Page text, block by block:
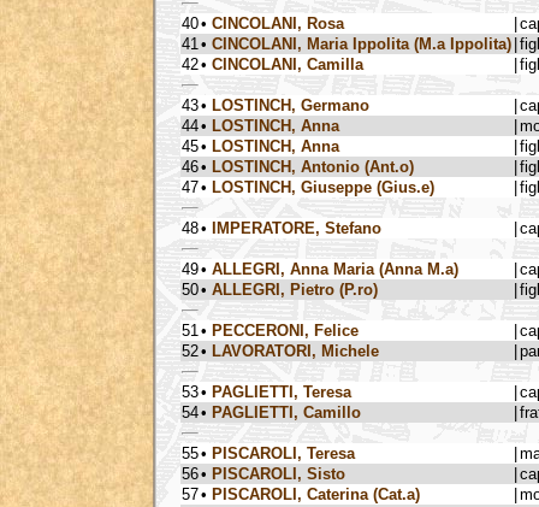
40• CINCOLANI, Rosa
41 • CINCOLANI, Maria Ippolita (M.a Ippolita)
42• CINCOLANI, Camilla
43• LOSTINCH, Germano
44• LOSTINCH, Anna
45• LOSTINCH, Anna
46• LOSTINCH, Antonio (Ant.o)
47• LOSTINCH, Giuseppe (Gius.e)
48• IMPERATORE, Stefano
49• ALLEGRI, Anna Maria (Anna M.a)
50• ALLEGRI, Pietro (P.ro)
51 • PECCERONI, Felice
52• LAVORATORI, Michele
53• PAGLIETTI, Teresa
54• PAGLIETTI, Camillo
55• PISCAROLI, Teresa
56• PISCAROLI, Sisto
57• PISCAROLI, Caterina (Cat.a)